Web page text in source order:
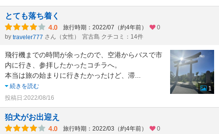
とても落ち着く
4.0 旅行時期：2022/07（約4年前）
0
by traveler777 さん（女性） 宮古島 クチコミ：14件
飛行機までの時間が余ったので、空港からバスで市
内に行き、参拝したかったコチラへ。
本当は旅の始まりに行きたかったけど、滞
続きを読む
投稿日:2022/08/16
1
狛犬がお出迎え
4.0 旅行時期：2022/03（約4年前）
0